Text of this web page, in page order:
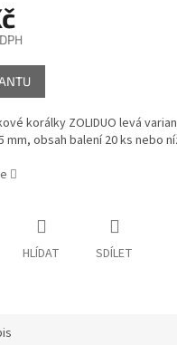
korálky ZOLIDUO levá
mm, obsah balení 20 ks nebo
HLÍDAT SDÍLET